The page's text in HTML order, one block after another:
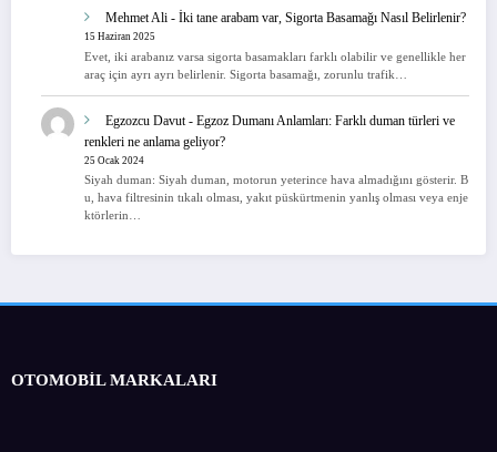
Mehmet Ali - İki tane arabam var, Sigorta Basamağı Nasıl Belirlenir?
15 Haziran 2025
Evet, iki arabanız varsa sigorta basamakları farklı olabilir ve genellikle her
araç için ayrı ayrı belirlenir. Sigorta basamağı, zorunlu trafik…
Egzozcu Davut - Egzoz Dumanı Anlamları: Farklı duman türleri ve
renkleri ne anlama geliyor?
25 Ocak 2024
Siyah duman: Siyah duman, motorun yeterince hava almadığını gösterir. B
u, hava filtresinin tıkalı olması, yakıt püskürtmenin yanlış olması veya enje
ktörlerin…
OTOMOBİL MARKALARI